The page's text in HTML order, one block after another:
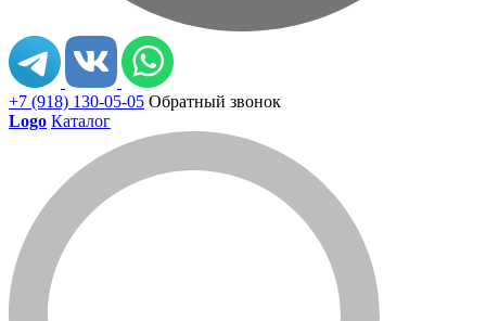
+7 (918) 130-05-05 Обратный звонок
Logo Каталог